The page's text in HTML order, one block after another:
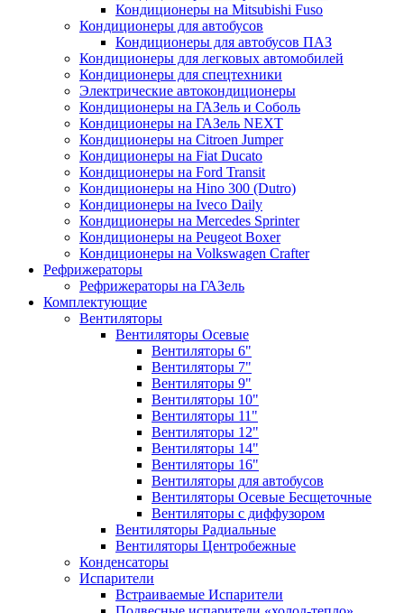
Кондиционеры на Mitsubishi Fuso
Кондиционеры для автобусов
Кондиционеры для автобусов ПАЗ
Кондиционеры для легковых автомобилей
Кондиционеры для спецтехники
Электрические автокондиционеры
Кондиционеры на ГАЗель и Соболь
Кондиционеры на ГАЗель NEXT
Кондиционеры на Citroen Jumper
Кондиционеры на Fiat Ducato
Кондиционеры на Ford Transit
Кондиционеры на Hino 300 (Dutro)
Кондиционеры на Iveco Daily
Кондиционеры на Mercedes Sprinter
Кондиционеры на Peugeot Boxer
Кондиционеры на Volkswagen Crafter
Рефрижераторы
Рефрижераторы на ГАЗель
Комплектующие
Вентиляторы
Вентиляторы Осевые
Вентиляторы 6"
Вентиляторы 7"
Вентиляторы 9"
Вентиляторы 10"
Вентиляторы 11"
Вентиляторы 12"
Вентиляторы 14"
Вентиляторы 16"
Вентиляторы для автобусов
Вентиляторы Осевые Бесщеточные
Вентиляторы с диффузором
Вентиляторы Радиальные
Вентиляторы Центробежные
Конденсаторы
Испарители
Встраиваемые Испарители